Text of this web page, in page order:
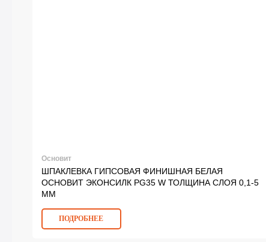
Основит
ШПАКЛЕВКА ГИПСОВАЯ ФИНИШНАЯ БЕЛАЯ
ОСНОВИТ ЭКОНСИЛК PG35 W ТОЛЩИНА СЛОЯ 0,1-5
ММ
ПОДРОБНЕЕ